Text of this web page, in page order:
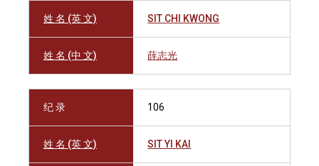
姓 名 (英 文) SIT CHI KWONG
姓 名 (中 文) 薛志光
纪 录 106
姓 名 (英 文) SIT YI KAI